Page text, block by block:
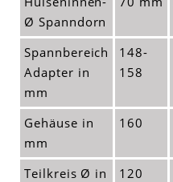
Ø Spanndorn
Spannbereich
Adapter in
mm
148-
158
Gehäuse in
mm
160
Teilkreis Ø in
120